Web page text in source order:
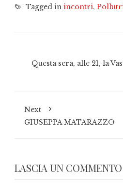
Tagged in incontri,
Questa sera, alle 21, la
Next
GIUSEPPA MATARAZZO
LASCIA UN COMMENTO